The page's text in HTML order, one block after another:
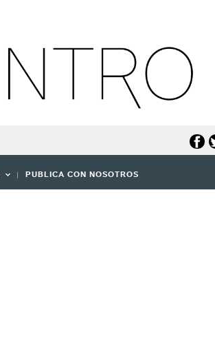
PUBLICA CON NOSOTROS